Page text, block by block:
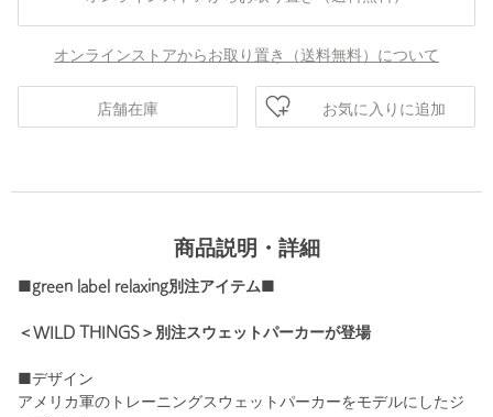
オンラインストアからお取り置き（送料無料）について
店舗在庫 お気に入りに追加
商品説明・詳細
■green label relaxing別注アイテム■
＜WILD THINGS＞別注スウェットパーカーが登場
■デザイン
アメリカ軍のトレーニングスウェットパーカーをモデルにしたジ